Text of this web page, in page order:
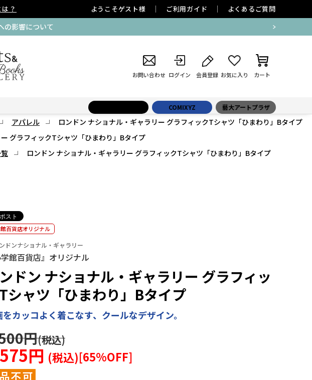
？ ようこそゲスト様 ご利用ガイド よくあるご質問
の影響について
お問い合わせ ログイン 会員登録 お気に入り カート
COMIXYZ 藝大アートプラザ
アパレル
ロンドン ナショナル・ギャラリー グラフィックTシャツ「ひまわり」Bタイプ
グラフィックTシャツ「ひまわり」Bタイプ
ロンドン ナショナル・ギャラリー グラフィックTシャツ「ひまわり」Bタイプ
百貨店オリジナル
ドンナショナル・ギャラリー
学館百貨店』オリジナル
ドン ナショナル・ギャラリー グラフィッ
シャツ「ひまわり」Bタイプ
カッコよく着こなす、クールなデザイン。
円
円 [65%OFF]